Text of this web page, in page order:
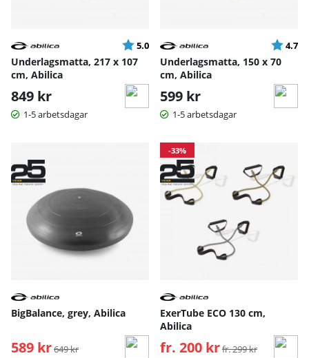
Betyg:
5.0 utav 5 stjärnor
Underlagsmatta, 217 x 107
cm, Abilica
849 kr
1-5 arbetsdagar
Betyg:
4.7
Underlagsmatta, 150 x 70
cm, Abilica
599 kr
1-5 arbetsdagar
BigBalance, grey, Abilica
589 kr Ordinarie pris:
649 kr
-33%
ExerTube ECO 130 cm,
Abilica
fr. 200 kr Ordinarie pris:
fr. 299 kr